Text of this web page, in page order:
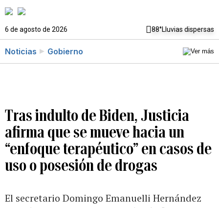
6 de agosto de 2026 88°Lluvias dispersas
Noticias Gobierno
Tras indulto de Biden, Justicia
afirma que se mueve hacia un
“enfoque terapéutico” en casos de
uso o posesión de drogas
El secretario Domingo Emanuelli Hernández